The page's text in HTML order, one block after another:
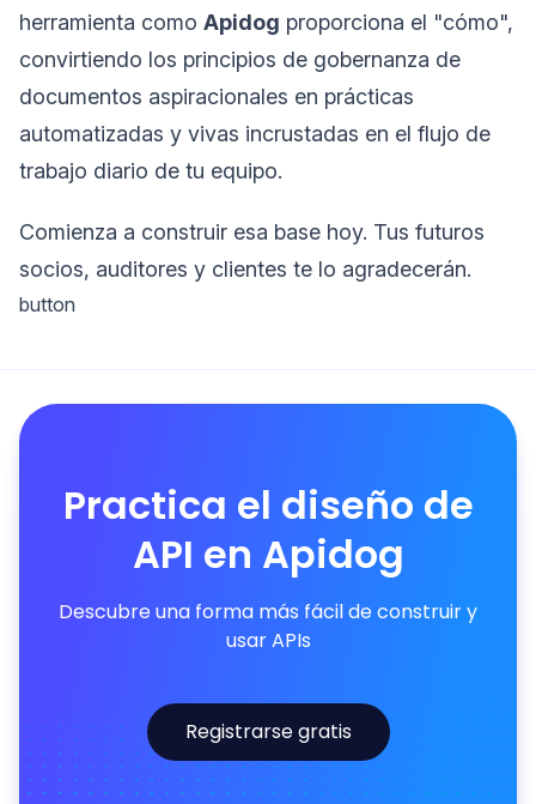
herramienta como Apidog proporciona el "cómo",
convirtiendo los principios de gobernanza de
documentos aspiracionales en prácticas
automatizadas y vivas incrustadas en el flujo de
trabajo diario de tu equipo.
Comienza a construir esa base hoy. Tus futuros
socios, auditores y clientes te lo agradecerán.
button
Practica el diseño de
API en Apidog
Descubre una forma más fácil de construir y
usar APIs
Registrarse gratis